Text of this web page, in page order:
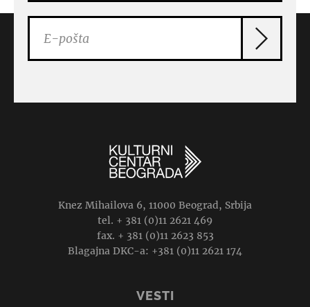
Knez Mihailova 6, 11000 Beograd, Srbija
tel. + 381 (0)11 2621 469
fax. + 381 (0)11 2623 853
Blagajna DKC-a: +381 (0)11 2621 174
VESTI